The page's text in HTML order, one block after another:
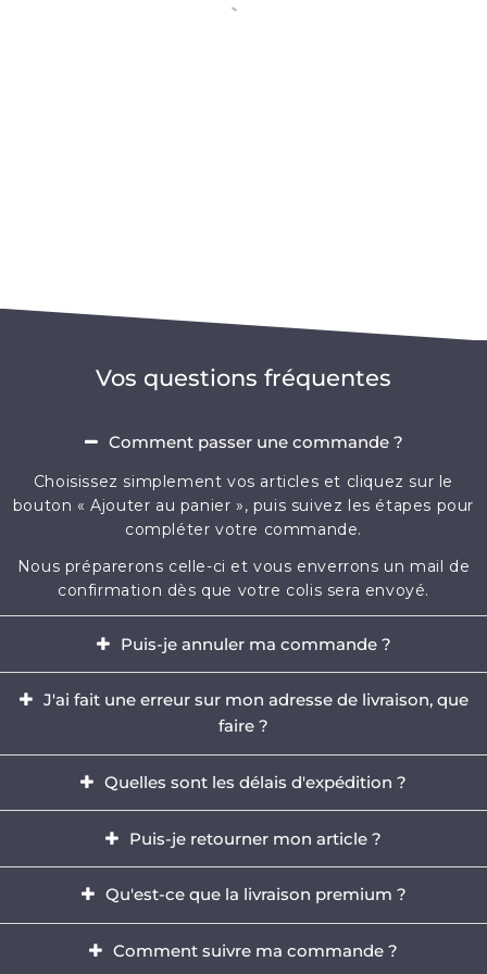
Vos questions fréquentes
Comment passer une commande ?
Choisissez simplement vos articles et cliquez sur le
bouton « Ajouter au panier », puis suivez les étapes pour
compléter votre commande.
Nous préparerons celle-ci et vous enverrons un mail de
confirmation dès que votre colis sera envoyé.
Puis-je annuler ma commande ?
l'heure qui suit votre achat.
J'ai fait une erreur sur mon adresse de livraison, que
faire ?
heures qui suit votre achat. Si l'adresse indiquée pour la
livraison comporte une erreur, contactez-nous
rapidement par email àcontact@mikizi.com
précisant l'adresse correcte.
Quelles sont les délais d'expédition ?
72h (hors week-end et jours fériés) et les délais de
livraison sont de 5 à 12 jours ouvrés en France, et jusqu'à
15 jours ouvrés partout en Europe.
Puis-je retourner mon article ?
retourner votre commande.
Votre article doit être inutilisé et dans le même état que
vous l'avez reçu. Il doit également être dans l'emballage
Qu'est-ce que la livraison premium ?
prioritaire de votre commande, ainsi qu'une garantie
Comment suivre ma commande ?